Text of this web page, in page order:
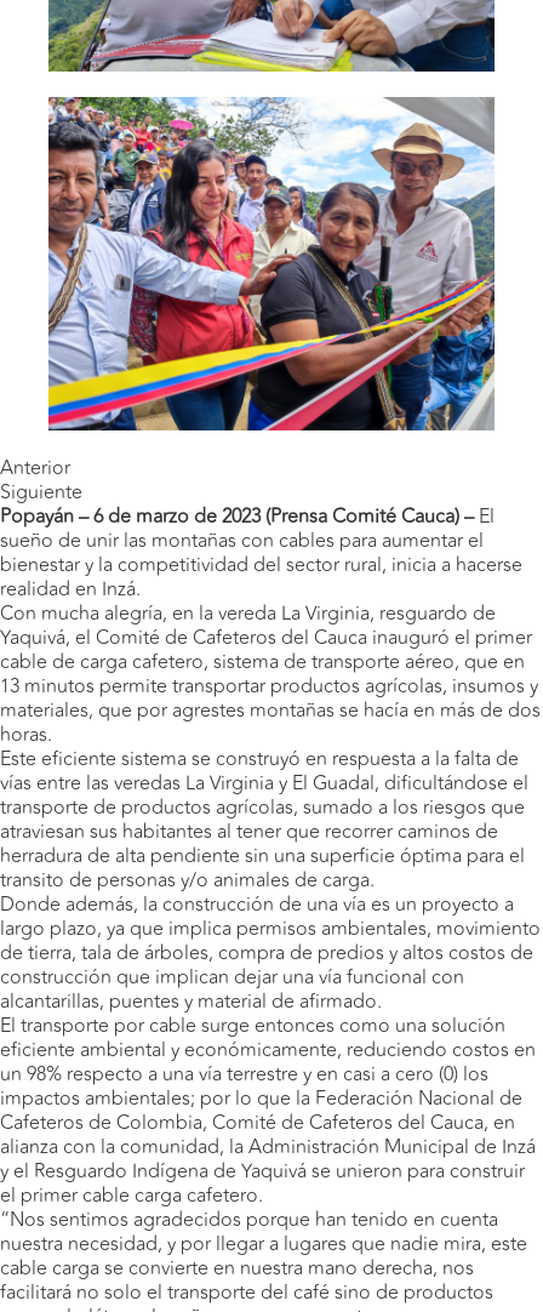
Anterior
Siguiente
Popayán – 6 de marzo de 2023 (Prensa Comité Cauca) –El
sueño de unir las montañas con cables para aumentar el
bienestar y la competitividad del sector rural, inicia a hacerse
realidad en Inzá.
Con mucha alegría, en la vereda La Virginia, resguardo de
Yaquivá, el Comité de Cafeteros del Cauca inauguró el primer
cable de carga cafetero, sistema de transporte aéreo, que en
13 minutos permite transportar productos agrícolas, insumos y
materiales, que por agrestes montañas se hacía en más de dos
horas.
Este eficiente sistema se construyó en respuesta a la falta de
vías entre las veredas La Virginia y El Guadal, dificultándose el
transporte de productos agrícolas, sumado a los riesgos que
atraviesan sus habitantes al tener que recorrer caminos de
herradura de alta pendiente sin una superficie óptima para el
transito de personas y/o animales de carga.
Donde además, la construcción de una vía es un proyecto a
largo plazo, ya que implica permisos ambientales, movimiento
de tierra, tala de árboles, compra de predios y altos costos de
construcción que implican dejar una vía funcional con
alcantarillas, puentes y material de afirmado.
El transporte por cable surge entonces como una solución
eficiente ambiental y económicamente, reduciendo costos en
un 98% respecto a una vía terrestre y en casi a cero (0) los
impactos ambientales; por lo que la Federación Nacional de
Cafeteros de Colombia, Comité de Cafeteros del Cauca, en
alianza con la comunidad, la Administración Municipal de Inzá
y el Resguardo Indígena de Yaquivá se unieron para construir
el primer cable carga cafetero.
“Nos sentimos agradecidos porque han tenido en cuenta
nuestra necesidad, y por llegar a lugares que nadie mira, este
cable carga se convierte en nuestra mano derecha, nos
facilitará no solo el transporte del café sino de productos